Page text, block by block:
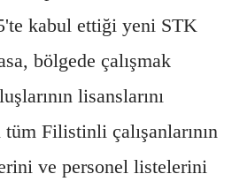
kabul ettiği yeni STK
bölgede çalışmak
lisanslarını
Filistinli çalışanlarının
ve personel listelerini